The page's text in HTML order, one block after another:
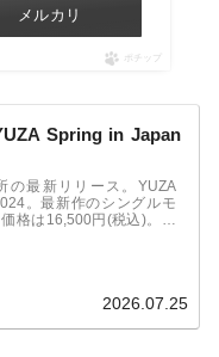
メルカリ
ポチップ
Spring in Japan
の最新リリース。YUZA
。最新作のシングルモ
格は16,500円(税込)。こ
2026.07.25